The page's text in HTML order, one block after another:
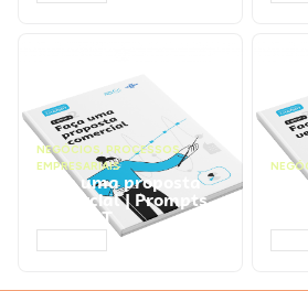
NEGÓCIOS, PROCESSOS
EMPRESARIAIS
Faça uma proposta
comercial | Prompts
ChatGPT